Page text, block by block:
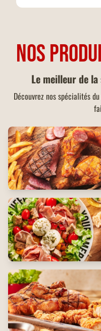
NOS
Le meilleur de
Découvrez nos spécialités